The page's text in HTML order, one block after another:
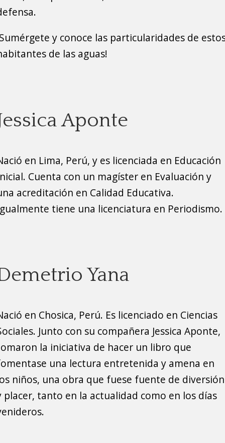
y conoce las particularidades de
de las aguas!
Aponte
en Lima, Perú, y es licenciada en Educación
Cuenta con un magíster en Evaluación y
acreditación en Calidad Educativa.
tiene una licenciatura en Periodismo.
Yana
en Chosica, Perú. Es licenciado en Ciencias
Junto con su compañera Jessica Aponte,
la iniciativa de hacer un libro que
una lectura entretenida y amena en
niños, una obra que fuese fuente de diversión
placer, tanto en la actualidad como en los días